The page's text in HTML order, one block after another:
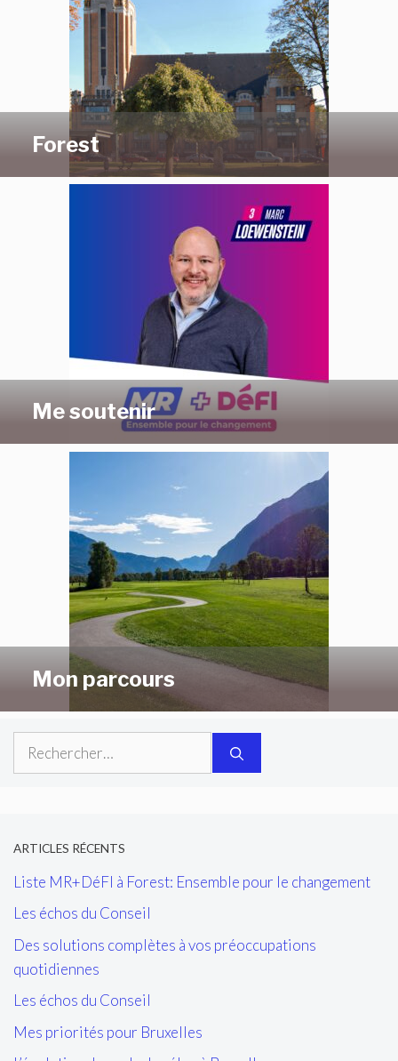
Forest
Me soutenir
Mon parcours
Rechercher :
ARTICLES RÉCENTS
Liste MR+DéFI à Forest: Ensemble pour le changement
Les échos du Conseil
Des solutions complètes à vos préoccupations
quotidiennes
Les échos du Conseil
Mes priorités pour Bruxelles